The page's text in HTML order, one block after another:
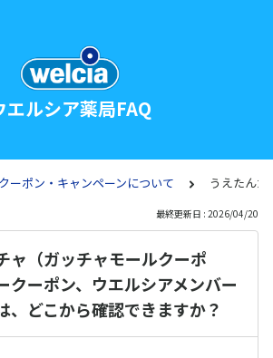
エルシア薬局FAQ
ーポン・キャンペーンについて うえたん
最終更新日 : 2026/04/20
ャ（ガッチャモールクーポ
クーポン、ウエルシアメンバー
、どこから確認できますか？